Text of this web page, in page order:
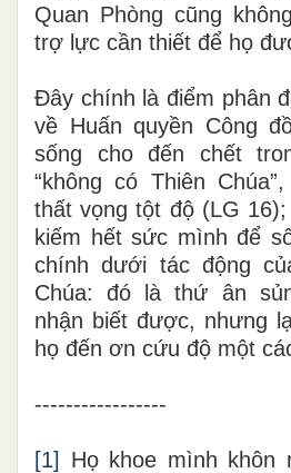
Quan Phòng cũng
trợ lực cần thiết để họ
Đây chính là điểm phân
về Huấn quyền Công
sống cho đến chết
“không có Thiên
thất vọng tột độ (LG
kiếm hết sức mình để
chính dưới tác động
Chúa: đó là thứ ân
nhận biết được, nhưng
họ đến ơn cứu độ một
-----------------
[1] Họ khoe mình khôn